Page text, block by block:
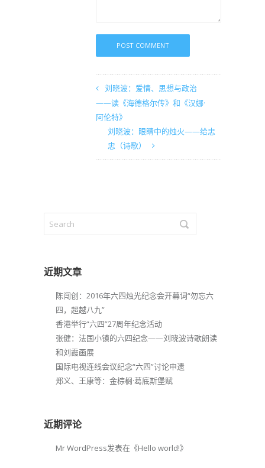
刘晓波：爱情、思想与政治
——读《海德格尔传》和《汉娜·
阿伦特》
刘晓波：眼睛中的烛火——给忠
忠（诗歌）
近期文章
陈闯创：2016年六四烛光纪念会开幕词“勿忘六
四，超越八九”
香港举行“六四”27周年纪念活动
张健：法国小镇的六四纪念——刘晓波诗歌朗读
和刘霞画展
国际电视连线会议纪念“六四”讨论申遗
郑义、王康等：金棕榈·葛底斯堡赋
近期评论
Mr WordPress发表在《Hello world!》